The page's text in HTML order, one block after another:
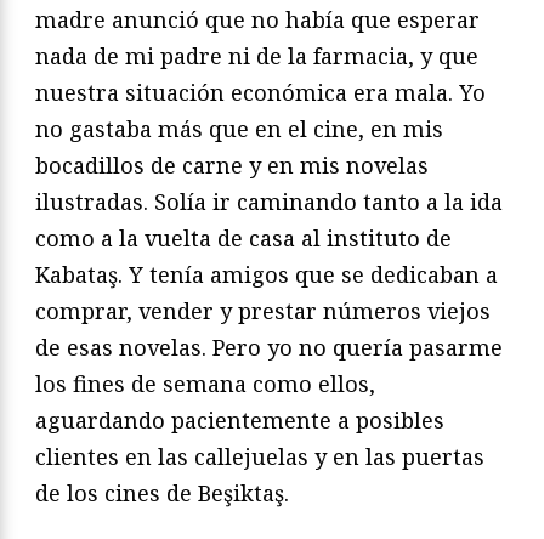
madre anunció que no había que esperar
nada de mi padre ni de la farmacia, y que
nuestra situación económica era mala. Yo
no gastaba más que en el cine, en mis
bocadillos de carne y en mis novelas
ilustradas. Solía ir caminando tanto a la ida
como a la vuelta de casa al instituto de
Kabataş. Y tenía amigos que se dedicaban a
comprar, vender y prestar números viejos
de esas novelas. Pero yo no quería pasarme
los fines de semana como ellos,
aguardando pacientemente a posibles
clientes en las callejuelas y en las puertas
de los cines de Beşiktaş.